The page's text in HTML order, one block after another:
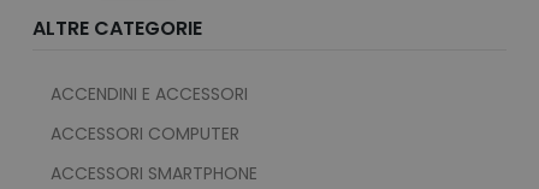
ALTRE CATEGORIE
ACCENDINI E ACCESSORI
ACCESSORI COMPUTER
ACCESSORI SMARTPHONE